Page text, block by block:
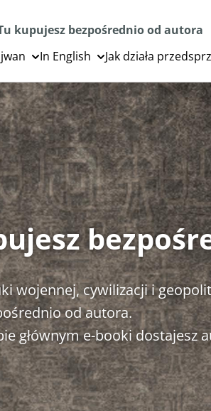
kupujesz bezpośrednio od autora
In English Jak działa
wojennej, cywilizacji i
od autora.
głównym e-booki dostajesz